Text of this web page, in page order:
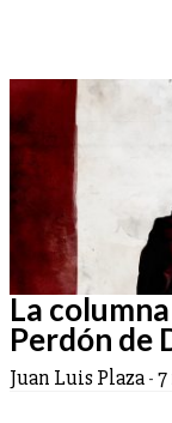
La
Perdón de
Juan Luis Plaza-7